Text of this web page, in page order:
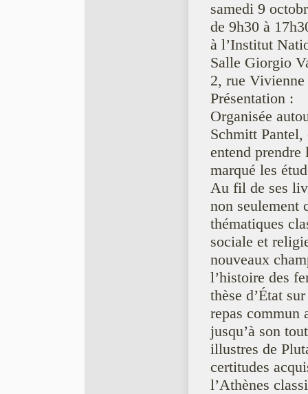
samedi 9
de 9h30 à
à l’Institut
Salle Giorgio
2, rue Vivienne
Présentation :
Organisée
Schmitt Pantel,
entend prendre
marqué les
Au fil de ses
non seulement
thématiques
sociale et
nouveaux
l’histoire des
thèse d’État
repas commun
jusqu’à son
illustres de
certitudes
l’Athènes